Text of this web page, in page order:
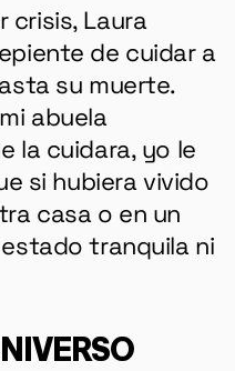
crisis, Laura
de cuidar a
su muerte.
abuela
la cuidara, yo le
si hubiera vivido
casa o en un
tranquila ni